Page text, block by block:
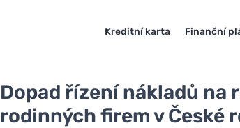
Kreditní karta Finanční
Dopad řízení nákladů na
rodinných firem v České